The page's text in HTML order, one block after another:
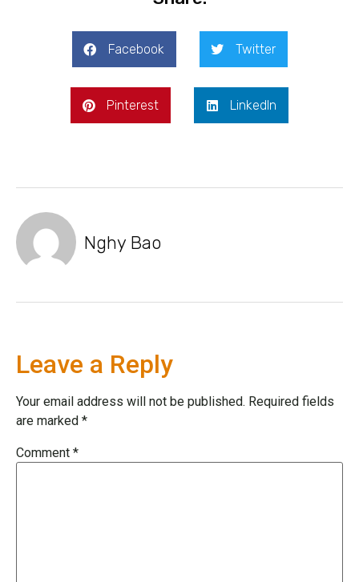
Facebook Twitter
Pinterest LinkedIn
Nghy Bao
Leave a Reply
Your email address will not be published. Required fields
are marked *
Comment *